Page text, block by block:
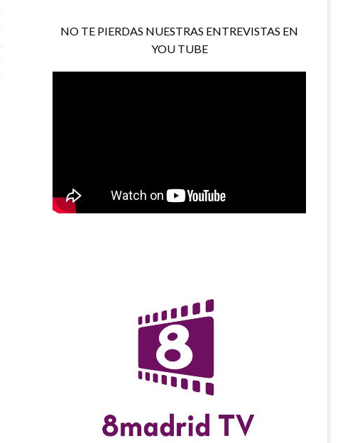
NO TE PIERDAS NUESTRAS ENTREVISTAS EN
YOU TUBE